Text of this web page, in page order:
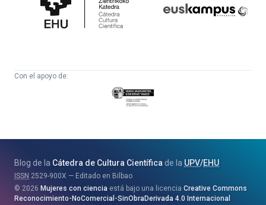
Cultura
Científica
Con el apoyo de:
Eusko
Jaurlaritza
eta
Berrikuntza
Saila
Blog de la Cátedra de Cultura Científicade la UPV/EHU
ISSN 2529-900X
Editado en Bilbao
2026 Mujeres con ciencia está bajo una licencia Creative Commons
Reconocimiento-NoComercial-SinObraDerivada 4.0 Internacional